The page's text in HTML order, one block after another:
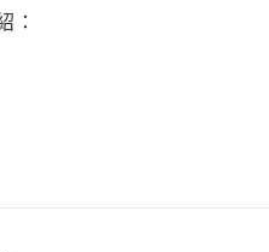
：